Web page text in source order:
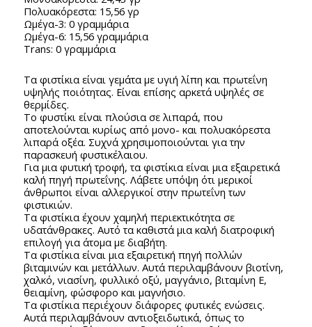
Πολυακόρεστα: 15,56 γρ
Ωμέγα-3: 0 γραμμάρια
Ωμέγα-6: 15,56 γραμμάρια
Trans: 0 γραμμάρια
Τα φιστίκια είναι γεμάτα με υγιή λίπη και πρωτεΐνη
υψηλής ποιότητας. Είναι επίσης αρκετά υψηλές σε
θερμίδες.
Το φυστίκι είναι πλούσια σε λιπαρά, που
αποτελούνται κυρίως από μονο- και πολυακόρεστα
λιπαρά οξέα. Συχνά χρησιμοποιούνται για την
παρασκευή φυστικέλαιου.
Για μια φυτική τροφή, τα φιστίκια είναι μια εξαιρετικά
καλή πηγή πρωτεΐνης. Λάβετε υπόψη ότι μερικοί
άνθρωποι είναι αλλεργικοί στην πρωτεΐνη των
φιστικιών.
Τα φιστίκια έχουν χαμηλή περιεκτικότητα σε
υδατάνθρακες. Αυτό τα καθιστά μια καλή διατροφική
επιλογή για άτομα με διαβήτη.
Τα φιστίκια είναι μια εξαιρετική πηγή πολλών
βιταμινών και μετάλλων. Αυτά περιλαμβάνουν βιοτίνη,
χαλκό, νιασίνη, φυλλικό οξύ, μαγγάνιο, βιταμίνη Ε,
θειαμίνη, φώσφορο και μαγνήσιο.
Τα φιστίκια περιέχουν διάφορες φυτικές ενώσεις.
Αυτά περιλαμβάνουν αντιοξειδωτικά, όπως το